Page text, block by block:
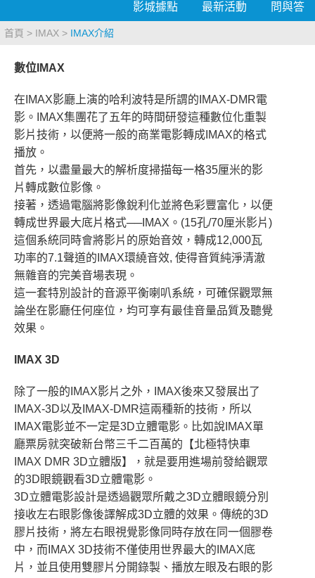
影城據點 最新活動 問與答
首頁 IMAX IMAX介紹
數位IMAX
在IMAX影廳上演的哈利波特是所謂的IMAX-DMR電
影。IMAX集團花了五年的時間研發這種數位化重製
影片技術，以便將一般的商業電影轉成IMAX的格式
播放。
首先，以盡量最大的解析度掃描每一格35厘米的影
片轉成數位影像。
接著，透過電腦將影像銳利化並將色彩豐富化，以便
轉成世界最大底片格式──IMAX。(15孔/70厘米影片)
這個系統同時會將影片的原始音效，轉成12,000瓦
功率的7.1聲道的IMAX環繞音效, 使得音質純淨清澈
無雜音的完美音場表現。
這一套特別設計的音源平衡喇叭系統，可確保觀眾無
論坐在影廳任何座位，均可享有最佳音量品質及聽覺
效果。
IMAX 3D
除了一般的IMAX影片之外，IMAX後來又發展出了
IMAX-3D以及IMAX-DMR這兩種新的技術，所以
IMAX電影並不一定是3D立體電影。比如說IMAX單
廳票房就突破新台幣三千二百萬的【北極特快車
IMAX DMR 3D立體版】，就是要用進場前發給觀眾
的3D眼鏡觀看3D立體電影。
3D立體電影設計是透過觀眾所戴之3D立體眼鏡分別
接收左右眼影像後譯解成3D立體的效果。傳統的3D
膠片技術，將左右眼視覺影像同時存放在同一個膠卷
中，而IMAX 3D技術不僅使用世界最大的IMAX底
片，並且使用雙膠片分開錄製、播放左眼及右眼的影
會員活動